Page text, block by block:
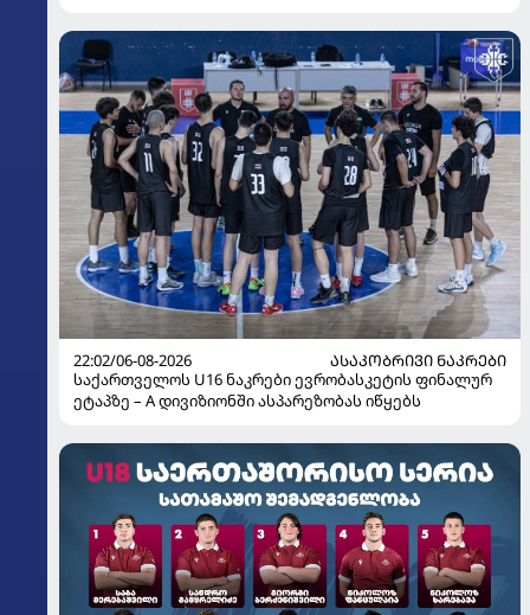
22:02/06-08-2026
ᲐᲡᲐᲙᲝᲑᲠᲘᲕᲘ ᲜᲐᲙᲠᲔᲑᲘ
საქართველოს U16 ნაკრები ევრობასკეტის ფინალურ
ეტაპზე – A დივიზიონში ასპარეზობას იწყებს